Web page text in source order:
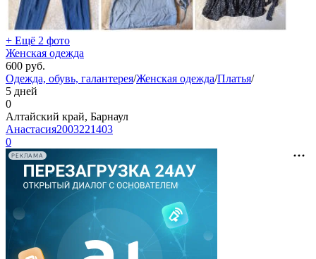
+ Ещё 2 фото
Женская одежда
600 руб.
Одежда, обувь, галантерея/Женская одежда/Платья/
5 дней
0
Алтайский край, Барнаул
Анастасия2003221403
0
РЕКЛАМА